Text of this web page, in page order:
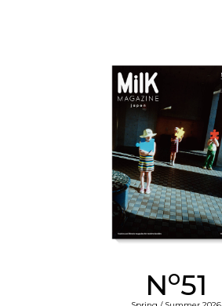
No51